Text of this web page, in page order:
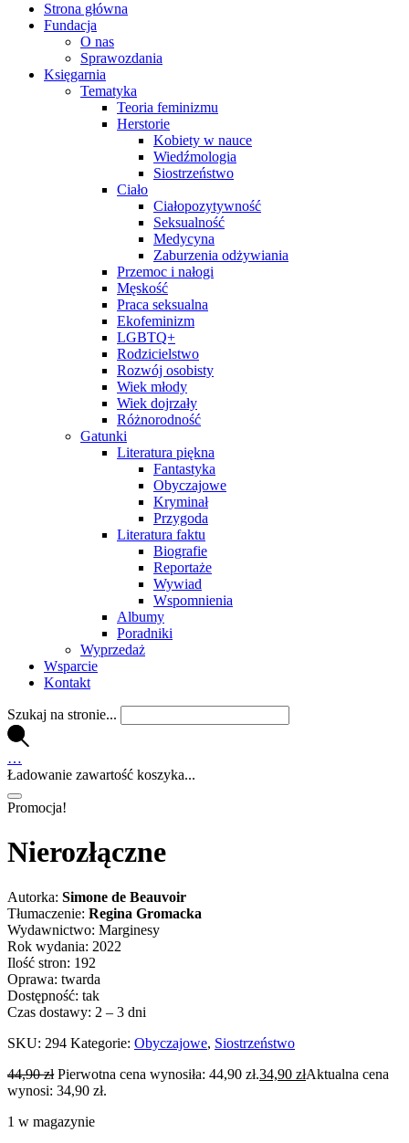
Strona główna
Fundacja
O nas
Sprawozdania
Księgarnia
Tematyka
Teoria feminizmu
Herstorie
Kobiety w nauce
Wiedźmologia
Siostrzeństwo
Ciało
Ciałopozytywność
Seksualność
Medycyna
Zaburzenia odżywiania
Przemoc i nałogi
Męskość
Praca seksualna
Ekofeminizm
LGBTQ+
Rodzicielstwo
Rozwój osobisty
Wiek młody
Wiek dojrzały
Różnorodność
Gatunki
Literatura piękna
Fantastyka
Obyczajowe
Kryminał
Przygoda
Literatura faktu
Biografie
Reportaże
Wywiad
Wspomnienia
Albumy
Poradniki
Wyprzedaż
Wsparcie
Kontakt
Szukaj na stronie...
…
Ładowanie zawartość koszyka...
Promocja!
Nierozłączne
Autorka: Simone de Beauvoir
Tłumaczenie: Regina Gromacka
Wydawnictwo: Marginesy
Rok wydania: 2022
Ilość stron: 192
Oprawa: twarda
Dostępność: tak
Czas dostawy: 2 – 3 dni
SKU: 294 Kategorie: Obyczajowe, Siostrzeństwo
44,90zł Pierwotna cena wynosiła: 44,90 zł.34,90 złAktualna cena
wynosi: 34,90 zł.
1 w magazynie